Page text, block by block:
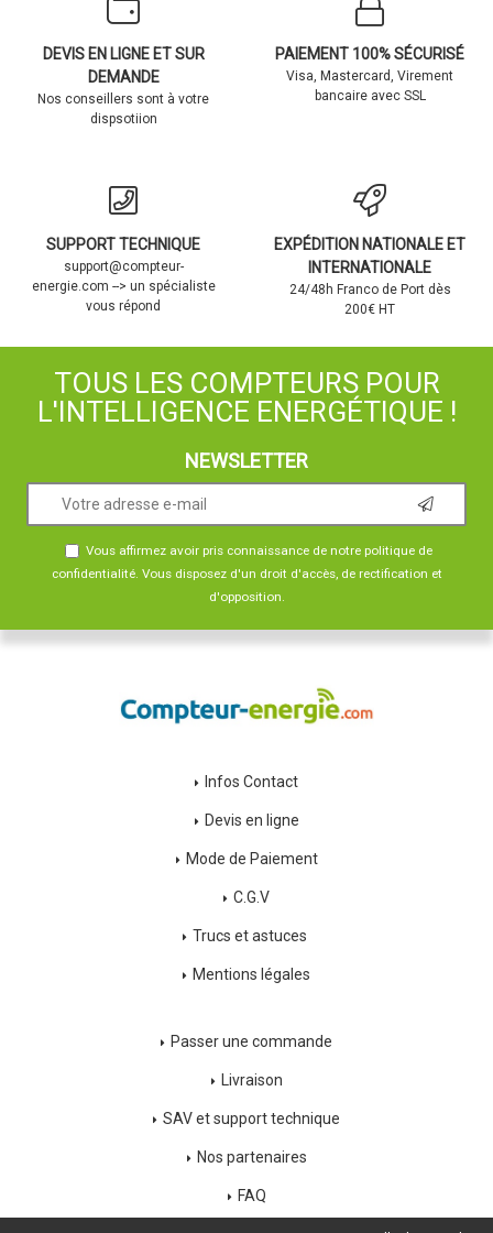
DEVIS EN LIGNE ET SUR
DEMANDE
Nos conseillers sont à votre
dispsotiion
PAIEMENT 100% SÉCURISÉ
Visa, Mastercard, Virement
bancaire avec SSL
SUPPORT TECHNIQUE
support@compteur-
energie.com --> un spécialiste
vous répond
EXPÉDITION NATIONALE ET
INTERNATIONALE
24/48h Franco de Port dès
200€ HT
TOUS LES COMPTEURS POUR
L'INTELLIGENCE ENERGÉTIQUE !
NEWSLETTER
Vous affirmez avoir pris connaissance de notre politique de
confidentialité. Vous disposez d'un droit d'accès, de rectification et
d'opposition.
Infos Contact
Devis en ligne
Mode de Paiement
C.G.V
Trucs et astuces
Mentions légales
Passer une commande
Livraison
SAV et support technique
Nos partenaires
FAQ